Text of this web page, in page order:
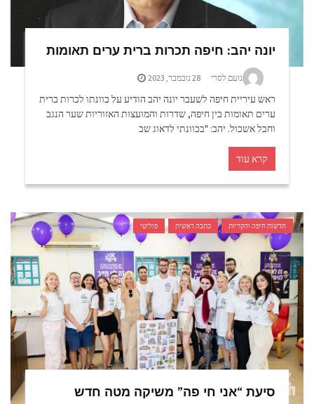
יונה יהב: חיפה תכרות ברית ערים תאומות
נועם לסרי 28 נובמבר, 2023
ראש עיריית חיפה לשעבר יונה יהב הודיע על כוונתו לכרות ברית
ערים תאומות בין חיפה, שדרות והמועצות האזוריות שער הנגב
וחבל אשכול. יהב: "בכוונתי לדאוג שכ
קרא עוד
חדשות חיפה והקריות כתבה ראשית פוליטי
סיעת “אני חי פה” משיקה מטה חדש